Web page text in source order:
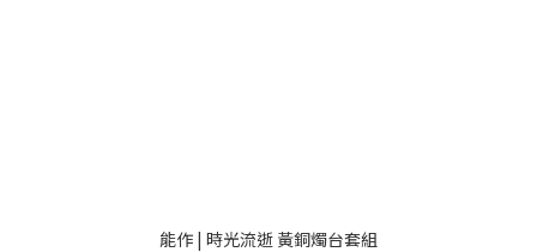
能作 | 時光流逝 黃銅燭台套組